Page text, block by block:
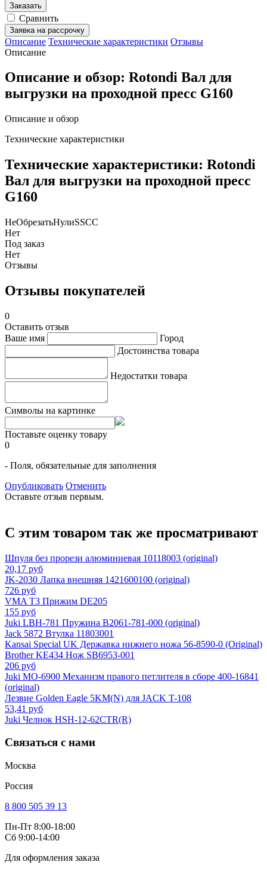
Заказать
Сравнить
Заявка на рассрочку
Описание Технические характеристики Отзывы
Описание
Описание и обзор: Rotondi Вал для
выгрузки на проходной пресс G160
Описание и обзор
Технические характеристики
Технические характеристики: Rotondi
Вал для выгрузки на проходной пресс
G160
НеОбрезатьНулиSSCC
Нет
Под заказ
Нет
Отзывы
Отзывы покупателей
0
Оставить отзыв
Ваше имя
Город
Достоинства товара
Недостатки товара
Символы на картинке
Поставьте оценку товару
0
- Поля, обязательные для заполнения
Опубликовать Отменить
Оставьте отзыв первым.
С этим товаром так же просматривают
Шпуля без прорези алюминиевая 10118003 (original)
20,17 руб
JK-2030 Лапка внешняя 1421600100 (original)
726 руб
VMA T3 Прижим DE205
155 руб
Juki LBH-781 Пружина B2061-781-000 (original)
Jack 5872 Втулка 11803001
Kansai Special UK Державка нижнего ножа 56-8590-0 (Original)
Brother KE434 Нож SB6953-001
206 руб
Juki MO-6900 Механизм правого петлителя в сборе 400-16841
(original)
Лезвие Golden Eagle 5KM(N) для JACK T-108
53,41 руб
Juki Челнок HSH-12-62CTR(R)
Связаться с нами
Москва
Россия
8 800 505 39 13
Пн-Пт 8:00-18:00
Сб 9:00-14:00
Для оформления заказа